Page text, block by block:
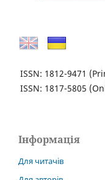
ISSN: 1812-9471
ISSN: 1817-5805
Інформація
Для читачів